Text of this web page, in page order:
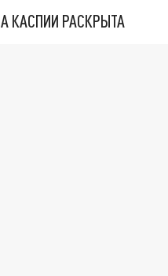
КАСПИИ РАСКРЫТА